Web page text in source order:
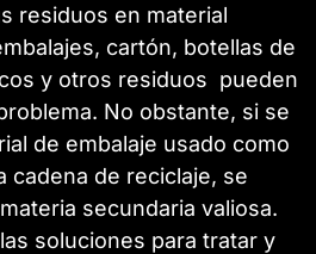
residuos en material
cartón, botellas de
y otros residuos pueden
No obstante, si se
de embalaje usado como
cadena de reciclaje, se
secundaria valiosa.
soluciones para tratar y